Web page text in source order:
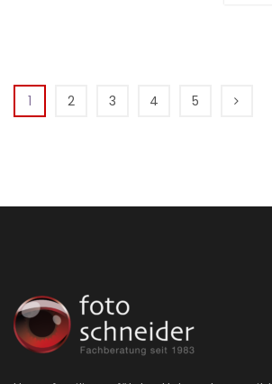
1 2 3 4 5